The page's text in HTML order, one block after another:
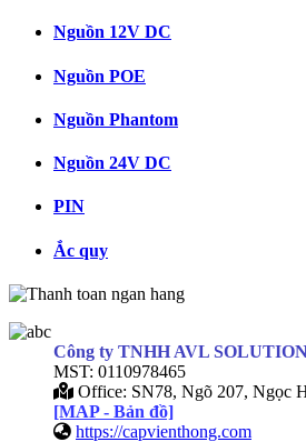
Nguồn 12V DC
Nguồn POE
Nguồn Phantom
Nguồn 24V DC
PIN
Ắc quy
Công ty TNHH AVL
MST: 0110978465
Office: SN78, Ngõ 207, Ngọc
[MAP - Bản đồ]
https://capvienthong.com